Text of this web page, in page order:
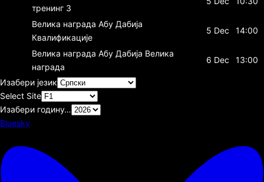
тренинг 3
Велика награда Абу Дабија
Квалификације
5 Dec 14:00
Велика награда Абу Дабија Велика
награда
6 Dec 13:00
Изабери језик
Select Site
Изабери годину…
Bluesky